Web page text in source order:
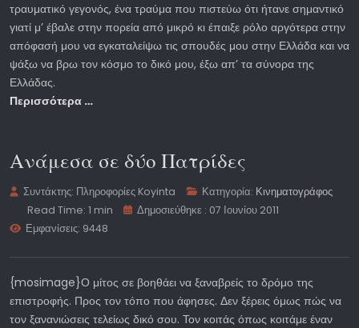
τραυματικό γεγονός, ένα τραύμα που πιστεύω ότι ήτανε σημαντικό
γιατί μ’ έβαλε στην πορεία από μικρό κι έπαιξε ρόλο αργότερα στην
απόφασή μου να εγκαταλείψω τις σπουδές μου στην Ελλάδα και να
ψάξω να βρω τον κόσμο το δικό μου, έξω απ’ τα σύνορα της
Ελλάδας.
Περισσότερα …
Ανάμεσα σε δύο Πατρίδες
Συντάκτης: Πληροφορίες Koyinta Κατηγορία: Κινηματογράφος
Read Time: 1 min
Δημοσιεύθηκε : 07 Ιουνίου 2011
Εμφανίσεις: 9448
{mosimage}Ο μίτος σε βοηθάει να ξαναβρείς το δρόμο της
επιστροφής. Προς τον τόπο που άφησες. Δεν ξέρεις όμως πώς να
τον ξανανιώσεις τελείως δικό σου. Τον κοιτάς όπως κοιτάμε έναν